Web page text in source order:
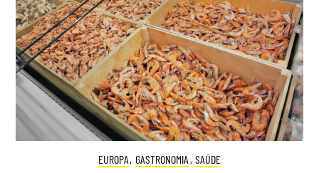
EUROPA, GASTRONOMIA , SAÚDE